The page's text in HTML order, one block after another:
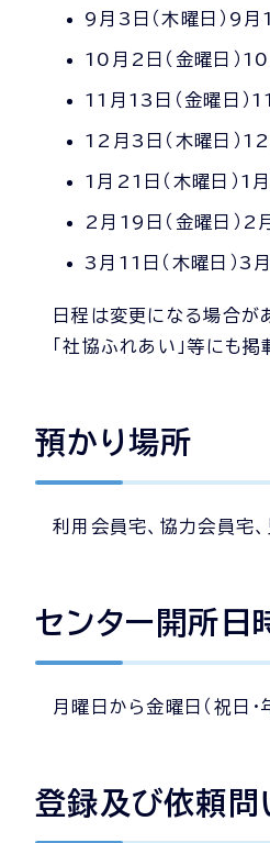
9月3日（木曜日）9月
10月2日（金曜日）10
11月13日（金曜日）
12月3日（木曜日）12
1月21日（木曜日）1
2月19日（金曜日）2
3月11日（木曜日）3
日程は変更になる場合が
「社協ふれあい」等にも掲
預かり場所
利用会員宅、協力会員宅、
センター開所日
月曜日から金曜日（祝日
登録及び依頼問